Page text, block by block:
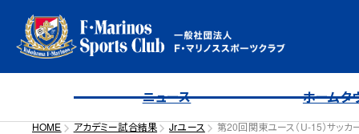
ニュース ホームタ
HOME アカデミー試合結果 Jrユース 第20回関東ユース（U-15）サッ